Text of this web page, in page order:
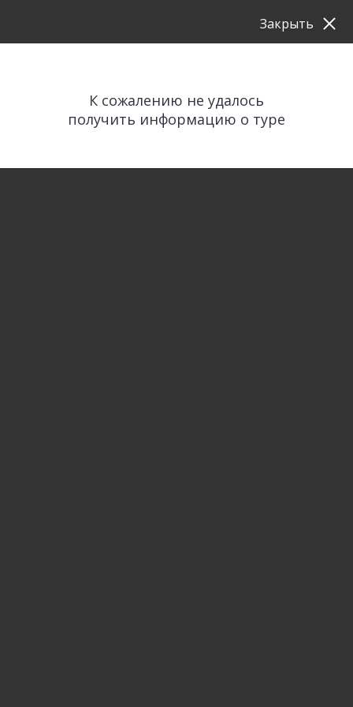
К сожалению не удалось
получить информацию о туре
Закрыть